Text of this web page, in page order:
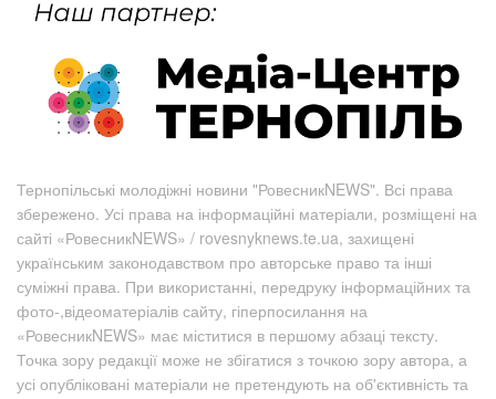
Тернопільські молодіжні новини "РовесникNEWS". Всі права
збережено. Усі права на інформаційні матеріали, розміщені на
сайті «РовесникNEWS» / rovesnyknews.te.ua, захищені
українським законодавством про авторське право та інші
суміжні права. При використанні, передруку інформаційних та
фото-,відеоматеріалів сайту, гіперпосилання на
«РовесникNEWS» має міститися в першому абзаці тексту.
Точка зору редакції може не збігатися з точкою зору автора, а
усі опубліковані матеріали не претендують на об'єктивність та